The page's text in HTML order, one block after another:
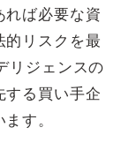
れば必要な資
的リスクを最
リジェンスの
する買い手企
す。